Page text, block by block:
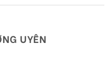
UYÊN